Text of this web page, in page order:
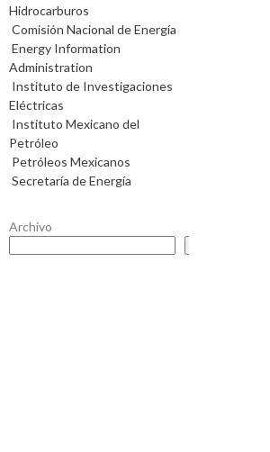
Hidrocarburos
Comisión Nacional de Energía
Energy Information
Administration
Instituto de Investigaciones
Eléctricas
Instituto Mexicano del
Petróleo
Petróleos Mexicanos
Secretaría de Energía
Archivo